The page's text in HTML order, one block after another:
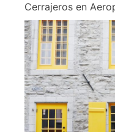
Cerrajeros en